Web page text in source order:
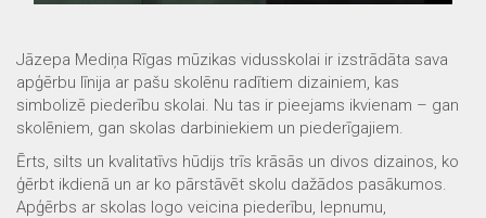
Jāzepa Mediņa Rīgas mūzikas vidusskolai ir izstrādāta sava
apģērbu līnija ar pašu skolēnu radītiem dizainiem, kas
simbolizē piederību skolai. Nu tas ir pieejams ikvienam – gan
skolēniem, gan skolas darbiniekiem un piederīgajiem.
Ērts, silts un kvalitatīvs hūdijs trīs krāsās un divos dizainos, ko
ģērbt ikdienā un ar ko pārstāvēt skolu dažādos pasākumos.
Apģērbs ar skolas logo veicina piederību, lepnumu,